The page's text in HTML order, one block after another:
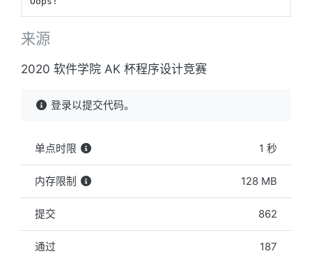
来源
2020 软件学院 AK 杯程序设计竞赛
登录以提交代码。
单点时限 1 秒
内存限制 128 MB
提交 862
通过 187